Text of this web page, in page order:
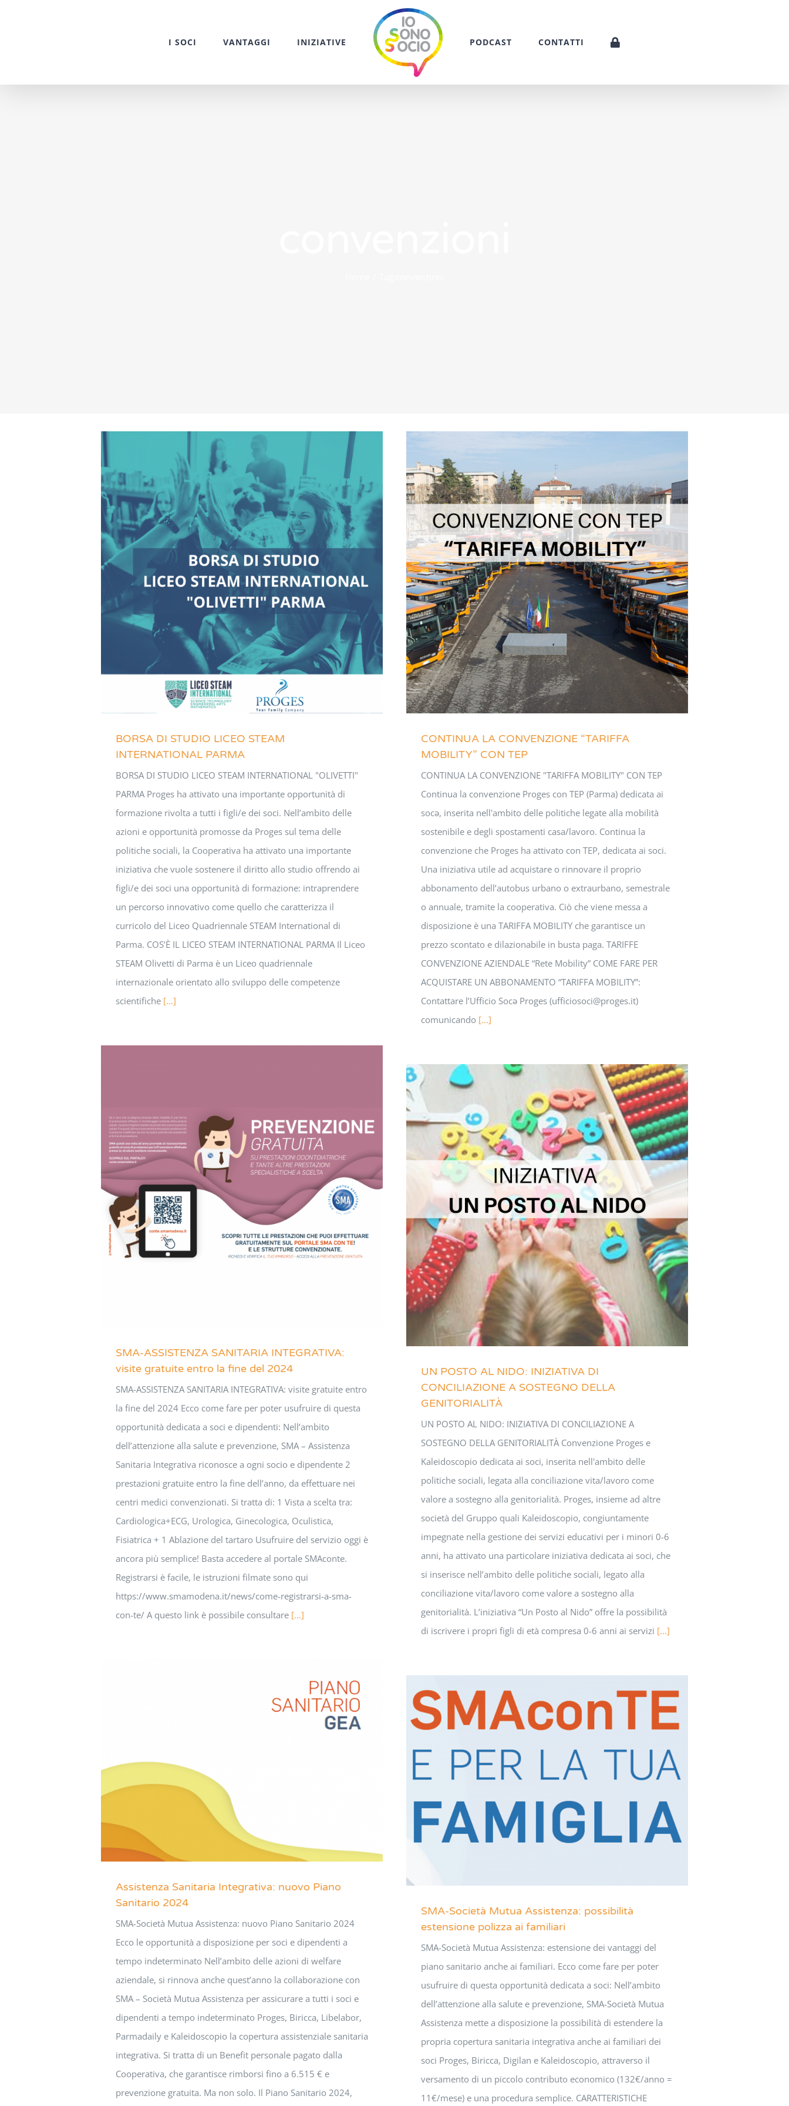
I SOCI VANTAGGI INIZIATIVE PODCAST CONTATTI
BORSA DI STUDIO LICEO STEAM
INTERNATIONAL PARMA
BORSA DI STUDIO LICEO STEAM INTERNATIONAL "OLIVETTI"
PARMA Proges ha attivato una importante opportunità di
formazione rivolta a tutti i figli/e dei soci. Nell’ambito delle
azioni e opportunità promosse da Proges sul tema delle
politiche sociali, la Cooperativa ha attivato una importante
iniziativa che vuole sostenere il diritto allo studio offrendo ai
figli/e dei soci una opportunità di formazione: intraprendere
un percorso innovativo come quello che caratterizza il
curricolo del Liceo Quadriennale STEAM International di
Parma. COS’È IL LICEO STEAM INTERNATIONAL PARMA Il Liceo
STEAM Olivetti di Parma è un Liceo quadriennale
internazionale orientato allo sviluppo delle competenze
scientifiche [...]
CONTINUA LA CONVENZIONE “TARIFFA
MOBILITY” CON TEP
CONTINUA LA CONVENZIONE "TARIFFA MOBILITY" CON TEP
Continua la convenzione Proges con TEP (Parma) dedicata ai
socə, inserita nell'ambito delle politiche legate alla mobilità
sostenibile e degli spostamenti casa/lavoro. Continua la
convenzione che Proges ha attivato con TEP, dedicata ai soci.
Una iniziativa utile ad acquistare o rinnovare il proprio
abbonamento dell’autobus urbano o extraurbano, semestrale
o annuale, tramite la cooperativa. Ciò che viene messa a
disposizione è una TARIFFA MOBILITY che garantisce un
prezzo scontato e dilazionabile in busta paga. TARIFFE
CONVENZIONE AZIENDALE “Rete Mobility” COME FARE PER
ACQUISTARE UN ABBONAMENTO “TARIFFA MOBILITY”:
Contattare l’Ufficio Socə Proges (ufficiosoci@proges.it)
comunicando [...]
SMA-ASSISTENZA SANITARIA INTEGRATIVA:
visite gratuite entro la fine del 2024
SMA-ASSISTENZA SANITARIA INTEGRATIVA: visite gratuite entro
la fine del 2024 Ecco come fare per poter usufruire di questa
opportunità dedicata a soci e dipendenti: Nell’ambito
dell’attenzione alla salute e prevenzione, SMA – Assistenza
Sanitaria Integrativa riconosce a ogni socio e dipendente 2
prestazioni gratuite entro la fine dell’anno, da effettuare nei
centri medici convenzionati. Si tratta di: 1 Vista a scelta tra:
Cardiologica+ECG, Urologica, Ginecologica, Oculistica,
Fisiatrica + 1 Ablazione del tartaro Usufruire del servizio oggi è
ancora più semplice! Basta accedere al portale SMAconte.
Registrarsi è facile, le istruzioni filmate sono qui
https://www.smamodena.it/news/come-registrarsi-a-sma-
con-te/ A questo link è possibile consultare [...]
UN POSTO AL NIDO: INIZIATIVA DI
CONCILIAZIONE A SOSTEGNO DELLA
GENITORIALITÀ
UN POSTO AL NIDO: INIZIATIVA DI CONCILIAZIONE A
SOSTEGNO DELLA GENITORIALITÀ Convenzione Proges e
Kaleidoscopio dedicata ai soci, inserita nell'ambito delle
politiche sociali, legata alla conciliazione vita/lavoro come
valore a sostegno alla genitorialità. Proges, insieme ad altre
società del Gruppo quali Kaleidoscopio, congiuntamente
impegnate nella gestione dei servizi educativi per i minori 0-6
anni, ha attivato una particolare iniziativa dedicata ai soci, che
si inserisce nell’ambito delle politiche sociali, legato alla
conciliazione vita/lavoro come valore a sostegno alla
genitorialità. L’iniziativa “Un Posto al Nido” offre la possibilità
di iscrivere i propri figli di età compresa 0-6 anni ai servizi [...]
Assistenza Sanitaria Integrativa: nuovo Piano
Sanitario 2024
SMA-Società Mutua Assistenza: nuovo Piano Sanitario 2024
Ecco le opportunità a disposizione per soci e dipendenti a
tempo indeterminato Nell’ambito delle azioni di welfare
aziendale, si rinnova anche quest’anno la collaborazione con
SMA – Società Mutua Assistenza per assicurare a tutti i soci e
dipendenti a tempo indeterminato Proges, Biricca, Libelabor,
Parmadaily e Kaleidoscopio la copertura assistenziale sanitaria
integrativa. Si tratta di un Benefit personale pagato dalla
Cooperativa, che garantisce rimborsi fino a 6.515 € e
prevenzione gratuita. Ma non solo. Il Piano Sanitario 2024,
SMA-Società Mutua Assistenza: possibilità
estensione polizza ai familiari
SMA-Società Mutua Assistenza: estensione dei vantaggi del
piano sanitario anche ai familiari. Ecco come fare per poter
usufruire di questa opportunità dedicata a soci: Nell’ambito
dell’attenzione alla salute e prevenzione, SMA-Società Mutua
Assistenza mette a disposizione la possibilità di estendere la
propria copertura sanitaria integrativa anche ai familiari dei
soci Proges, Biricca, Digilan e Kaleidoscopio, attraverso il
versamento di un piccolo contributo economico (132€/anno =
11€/mese) e una procedura semplice. CARATTERISTICHE